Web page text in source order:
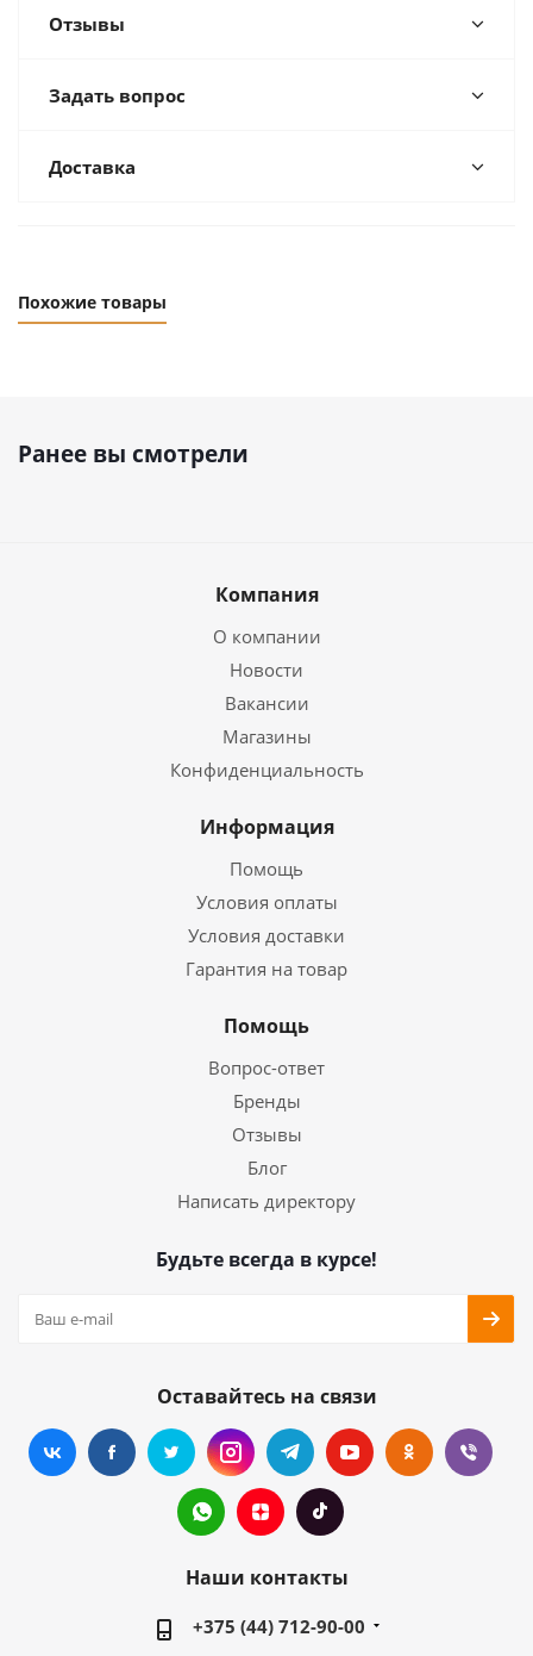
Отзывы
Задать вопрос
Доставка
Похожие товары
Ранее вы смотрели
Компания
О компании
Новости
Вакансии
Магазины
Конфиденциальность
Информация
Помощь
Условия оплаты
Условия доставки
Гарантия на товар
Помощь
Вопрос-ответ
Бренды
Отзывы
Блог
Написать директору
Будьте всегда в курсе!
Оставайтесь на связи
Наши контакты
+375 (44) 712-90-00